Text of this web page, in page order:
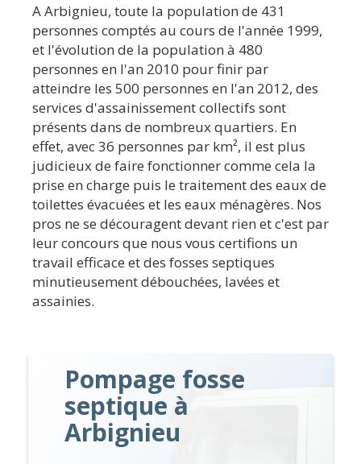
A Arbignieu, toute la population de 431
personnes comptés au cours de l'année 1999,
et l'évolution de la population à 480
personnes en l'an 2010 pour finir par
atteindre les 500 personnes en l'an 2012, des
services d'assainissement collectifs sont
présents dans de nombreux quartiers. En
effet, avec 36 personnes par km², il est plus
judicieux de faire fonctionner comme cela la
prise en charge puis le traitement des eaux de
toilettes évacuées et les eaux ménagères. Nos
pros ne se découragent devant rien et c'est par
leur concours que nous vous certifions un
travail efficace et des fosses septiques
minutieusement débouchées, lavées et
assainies.
Pompage fosse
septique à
Arbignieu